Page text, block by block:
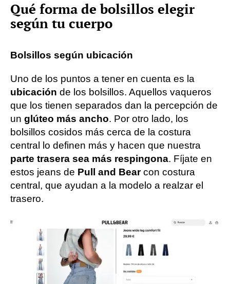
Qué forma de bolsillos elegir
según tu cuerpo
Bolsillos según ubicación
Uno de los puntos a tener en cuenta es la
ubicación de los bolsillos. Aquellos vaqueros
que los tienen separados dan la percepción de
un glúteo más ancho. Por otro lado, los
bolsillos cosidos más cerca de la costura
central lo definen más y hacen que nuestra
parte trasera sea más respingona. Fíjate en
estos jeans de Pull and Bearcon costura
central, que ayudan a la modelo a realzar el
trasero.